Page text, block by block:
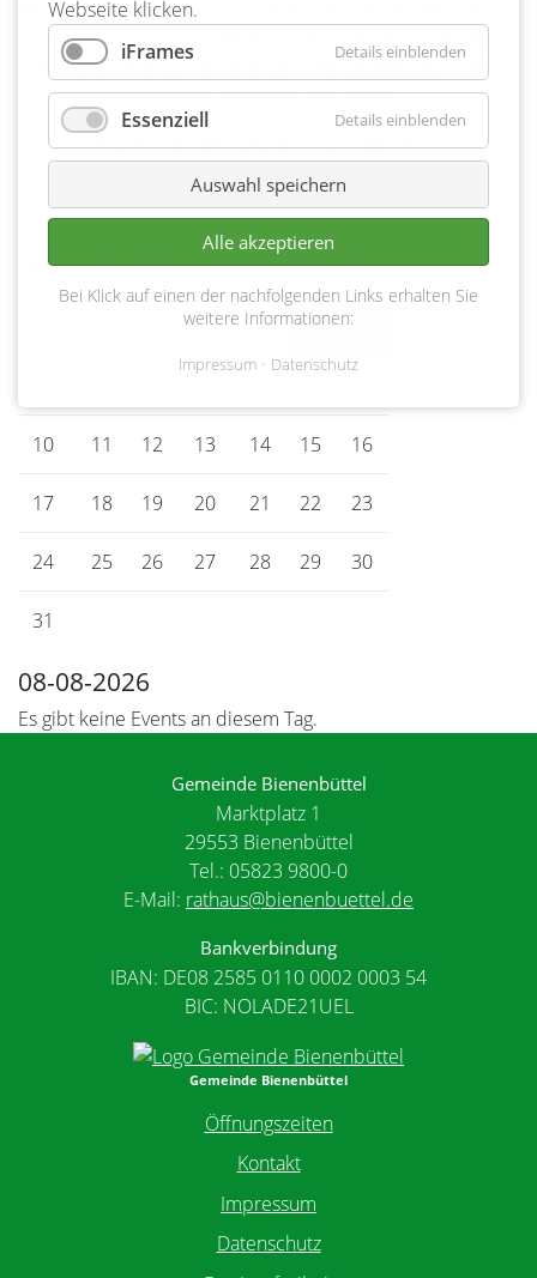
Veranstaltungen, Feste und Events. Und das merkt man
auch, wenn man daran teilnimmt. Von der Vorbereitung bis
zum letzten Kehraus steckt in allen Veranstaltungen viel
Herzblut, Leidenschaft und Liebe zum Detail.
Lassen Sie sich mitreißen und seien Sie dabei!
August 2026 >
Montag
Dienstag
Mittwoch
Donnerstag
Freitag
Samstag
Sonntag
1 2
10 11 12 13 14 15 16
17 18 19 20 21 22 23
24 25 26 27 28 29 30
31
08-08-2026
Es gibt keine Events an diesem Tag.
Gemeinde Bienenbüttel
Marktplatz 1
29553 Bienenbüttel
Tel.: 05823 9800-0
E-Mail: rathaus@bienenbuettel.de
Bankverbindung
IBAN: DE08 2585 0110 0002 0003 54
BIC: NOLADE21UEL
Gemeinde Bienenbüttel
Öffnungszeiten
Kontakt
Impressum
Datenschutz
Webseite klicken.
iFrames
Details einblenden
Essenziell Details einblenden
Auswahl speichern
Alle akzeptieren
Bei Klick auf einen der nachfolgenden Links erhalten Sie
weitere Informationen:
Impressum Datenschutz